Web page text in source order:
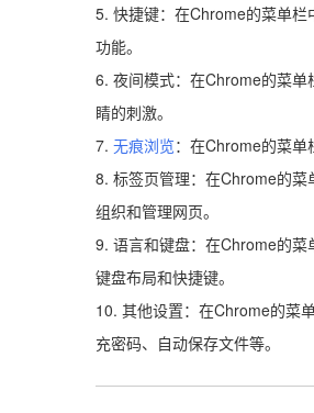
5. 快捷键：在Chrome的菜单栏
功能。
6. 夜间模式：在Chrome的菜单
睛的刺激。
7. 无痕浏览：在Chrome的菜单
8. 标签页管理：在Chrome的菜
组织和管理网页。
9. 语言和键盘：在Chrome的菜
键盘布局和快捷键。
10. 其他设置：在Chrome的菜
充密码、自动保存文件等。